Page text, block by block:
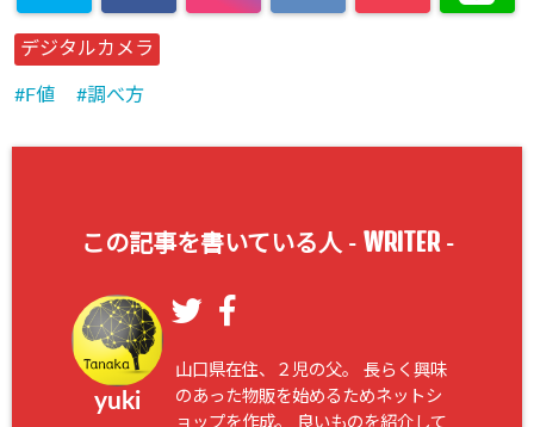
デジタルカメラ
F値 調べ方
この記事を書いている人 - WRITER-
yuki
山口県在住、２児の父。 長らく興味
のあった物販を始めるためネットシ
ョップを作成。 良いものを紹介して